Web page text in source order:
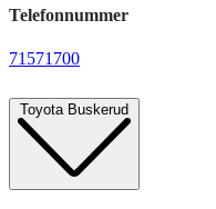
Telefonnummer
71571700
Toyota Buskerud